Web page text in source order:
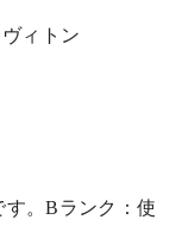
ィトン
。Bランク：使